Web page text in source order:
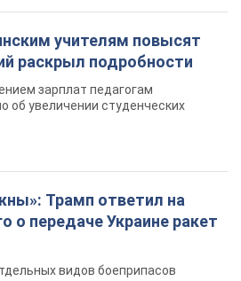
учителям повысят
раскрыл подробности
зарплат педагогам
об увеличении студенческих
Трамп ответил на
о передаче Украине ракет
видов боеприпасов